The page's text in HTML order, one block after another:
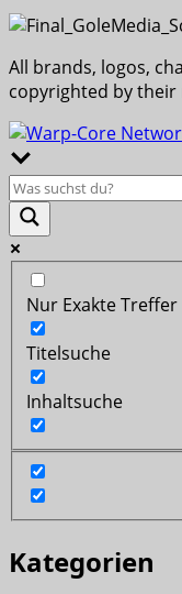
All brands, logos,
copyrighted by their
Nur Exakte Treffer
Titelsuche
Inhaltsuche
Kategorien